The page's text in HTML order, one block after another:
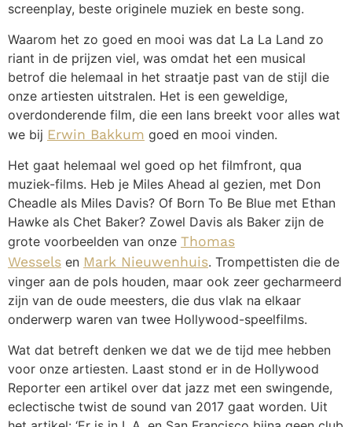
screenplay, beste originele muziek en beste song.
Waarom het zo goed en mooi was dat La La Land zo
riant in de prijzen viel, was omdat het een musical
betrof die helemaal in het straatje past van de stijl die
onze artiesten uitstralen. Het is een geweldige,
overdonderende film, die een lans breekt voor alles wat
we bij Erwin Bakkum goed en mooi vinden.
Het gaat helemaal wel goed op het filmfront, qua
muziek-films. Heb je Miles Ahead al gezien, met Don
Cheadle als Miles Davis? Of Born To Be Blue met Ethan
Hawke als Chet Baker? Zowel Davis als Baker zijn de
grote voorbeelden van onze Thomas
Wessels en Mark Nieuwenhuis. Trompettisten die de
vinger aan de pols houden, maar ook zeer gecharmeerd
zijn van de oude meesters, die dus vlak na elkaar
onderwerp waren van twee Hollywood-speelfilms.
Wat dat betreft denken we dat we de tijd mee hebben
voor onze artiesten. Laast stond er in de Hollywood
Reporter een artikel over dat jazz met een swingende,
eclectische twist de sound van 2017 gaat worden. Uit